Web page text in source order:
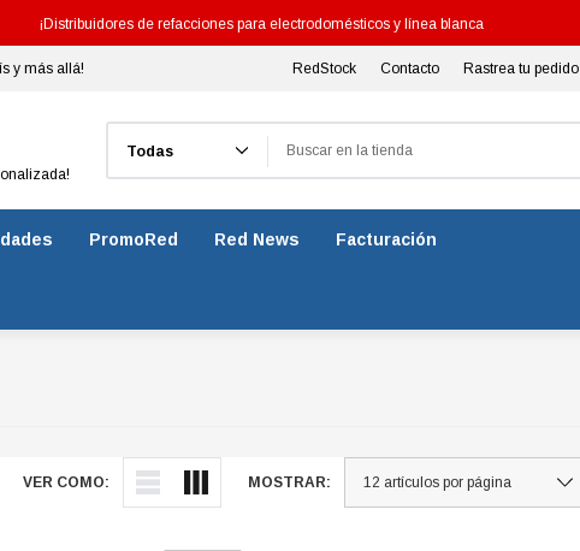
¡Distribuidores de refacciones para electrodomésticos y línea blanca
y más allá! RedStock Contacto Rastrea tu pedido
PromoRed Red News Facturación
VER COMO: MOSTRAR: